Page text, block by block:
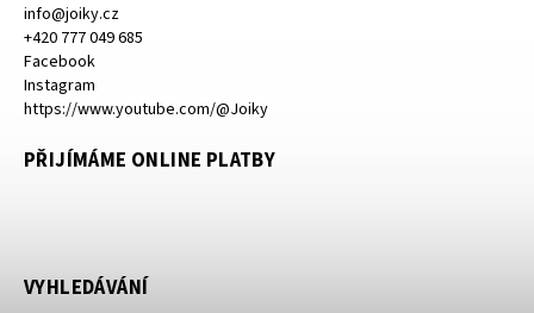
info@joiky.cz
+420 777 049 685
Facebook
Instagram
https://www.youtube.com/@Joiky
PŘIJÍMÁME ONLINE PLATBY
VYHLEDÁVÁNÍ